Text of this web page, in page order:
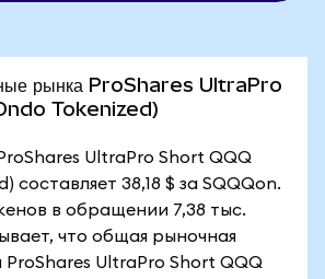
рынка ProShares UltraPro
Tokenized)
UltraPro Short QQQ
составляет 38,18 $ за SQQQon.
в обращении 7,38 тыс.
что общая рыночная
ProShares UltraPro Short QQQ